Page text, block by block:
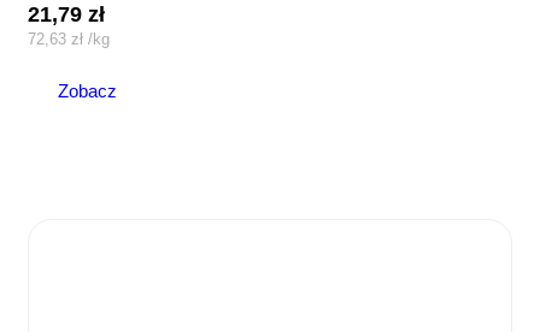
21,79zł
72,63 zł /kg
Zobacz